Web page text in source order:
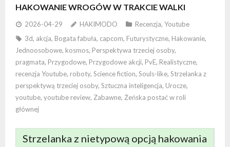
HAKOWANIE WROGÓW W TRAKCIE WALKI
2026-04-29 HAKIMODO Recenzja, Youtube
3d, akcja, Bogata fabuła, capcom, Futurystyczne, Hakowanie,
Jednoosobowe, kosmos, Perspektywa trzeciej osoby,
pragmata, Przygodowe, Przygodowe akcji, PvE, Realistyczne,
recenzja Youtube, roboty, Science fiction, Souls-like, Strzelanka z
perspektywą trzeciej osoby, Sztuczna inteligencja, Urocze,
youtube, youtube review, Zabawne, Żeńska postać w roli
głównej
Strzelanka z nietypową opcją hakowania